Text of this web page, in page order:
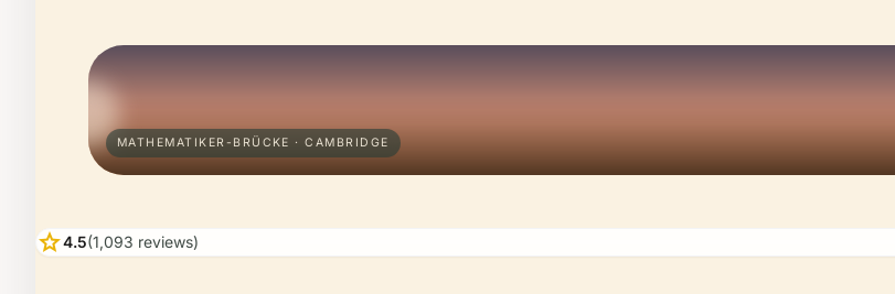
MATHEMATIKER-BRÜCKE · CAMBRIDGE
star4.5(1,093 reviews)